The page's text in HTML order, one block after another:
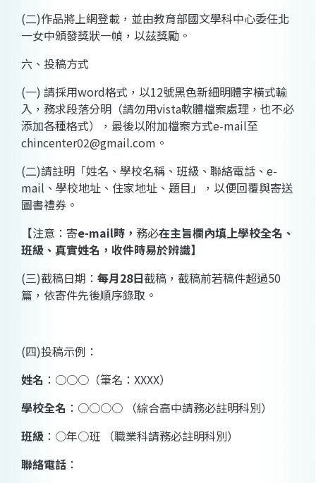
(二)作品將上網登載，並由教育部國文學科中心委任北
一女中頒發獎狀一幀，以茲獎勵。
六、投稿方式
(一) 請採用word格式，以12號黑色新細明體字橫式輸
入，務求段落分明（請勿用vista軟體檔案處理，也不必
添加各種格式），最後以附加檔案方式e-mail至
chincenter02@gmail.com 。
(二)請註明「姓名、學校名稱、班級、聯絡電話、 e-
mail 、學校地址、住家地址、題目」，以便回覆與寄送
圖書禮券。
【注意：寄e-mail時， 務必在主旨欄內填上學校全名、
班級、真實姓名 ，收件時易於辨識】
(三)截稿日期： 每月28日截稿，截稿前若稿件超過50
篇，依寄件先後順序錄取。
(四)投稿示例：
姓名 ：○○○ （筆名： XXXX）
學校全名 ：○○○○
（綜合高中請務必註明科別）
班級 ：○年○班
（職業科請務必註明科別）
聯絡電話 ：